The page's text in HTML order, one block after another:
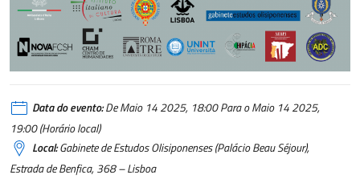
Data do evento:De Maio 14 2025, 18:00 Para o Maio 14 2025,
19:00 (Horário local)
Local:Gabinete de Estudos Olisiponenses (Palácio Beau Séjour),
Estrada de Benfica, 368 – Lisboa